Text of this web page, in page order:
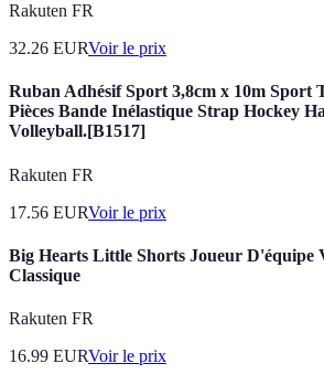
Rakuten FR
32.26 EURVoir le prix
Ruban Adhésif Sport 3,8cm x 10m Sport
Pièces Bande Inélastique Strap Hockey
Volleyball.[B1517]
Rakuten FR
17.56 EURVoir le prix
Big Hearts Little Shorts Joueur D'équipe
Classique
Rakuten FR
16.99 EURVoir le prix